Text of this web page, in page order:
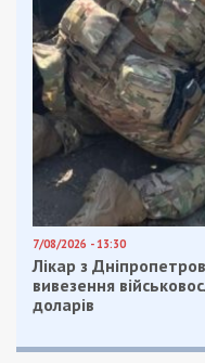
7/08/2026 - 13:30
Лікар з
вивезення
доларів